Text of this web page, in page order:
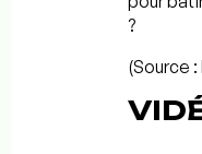
?
(Source